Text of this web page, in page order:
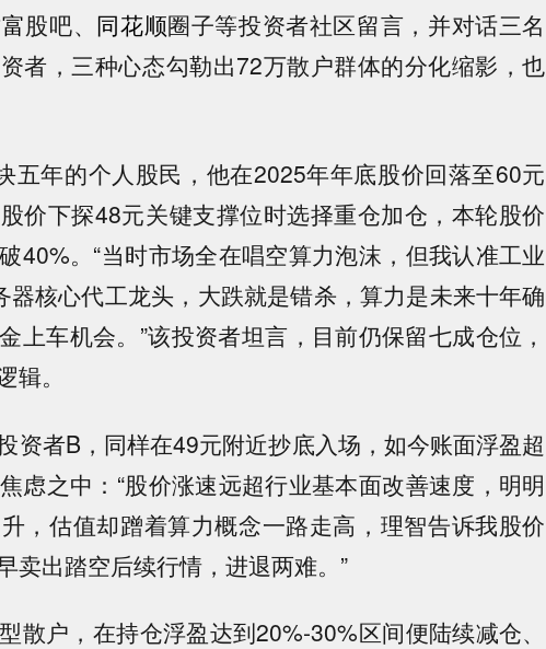
股吧、 同花顺圈子等投资者社区留言，并对话三名
者，三种心态勾勒出72万散户群体的分化缩影，也
五年的个人股民，他在2025年年底股价回落至60元
价下探48元关键支撑位时选择重仓加仓，本轮股价
40%。“当时市场全在唱空算力泡沫，但我认准工业
核心代工龙头，大跌就是错杀，算力是未来十年确
上车机会。”该投资者坦言，目前仍保留七成仓位，
。
资者B，同样在49元附近抄底入场，如今账面浮盈超
虑之中：“股价涨速远超行业基本面改善速度，明明
，估值却蹭着算力概念一路走高，理智告诉我股价
卖出踏空后续行情，进退两难。”
散户，在持仓浮盈达到20%-30%区间便陆续减仓、